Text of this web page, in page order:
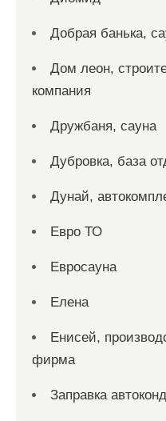
Добрая банька,
Дом леон,
компания
Дружбаня, сауна
Дубровка, база
Дунай,
Евро ТО
Евросауна
Елена
Енисей,
фирма
Заправка